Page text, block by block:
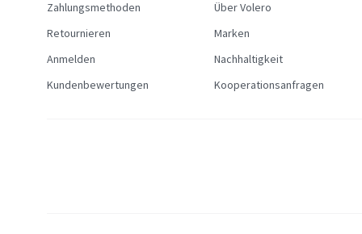
Zahlungsmethoden
Retournieren
Anmelden
Kundenbewertungen
Über Volero
Marken
Nachhaltigkeit
Kooperationsanfragen